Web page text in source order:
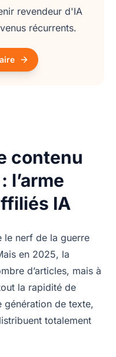
revendeur d'IA
récurrents.
contenu
l’arme
IA
le nerf de la guerre
en 2025, la
d’articles, mais à
la rapidité de
génération de texte,
totalement